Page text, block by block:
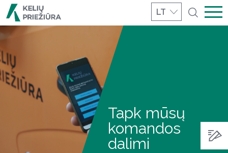
LT
Tapk mūsų
komandos
dalimi